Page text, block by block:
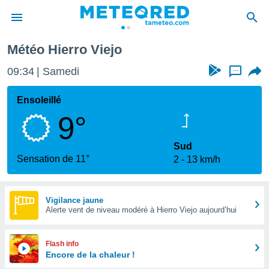
de
Météo Hierro Viejo
09:34 Samedi ...
Ensoleillé
9°
Sensation de 11°
Sud
2
13 km/h
Vigilance jaune
Alerte vent de niveau modéré à Hierro Viejo aujourd’hui
Flash info
Encore de la chaleur !